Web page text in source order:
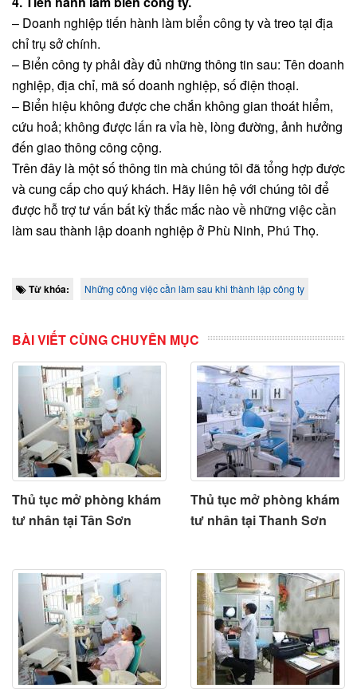
– Doanh nghiệp tiến hành làm biển công ty và treo tại địa
chỉ trụ sở chính.
– Biển công ty phải đầy đủ những thông tin sau: Tên doanh
nghiệp, địa chỉ, mã số doanh nghiệp, số điện thoại.
– Biển hiệu không được che chắn không gian thoát hiểm,
cứu hoả; không được lấn ra vỉa hè, lòng đường, ảnh hưởng
đến giao thông công cộng.
Trên đây là một số thông tin mà chúng tôi đã tổng hợp được
và cung cấp cho quý khách. Hãy liên hệ với chúng tôi để
được hỗ trợ tư vấn bất kỳ thắc mắc nào về những việc cần
làm sau thành lập doanh nghiệp ở Phù Ninh, Phú Thọ.
Từ khóa: Những công việc cần làm sau khi thành lập công ty
BÀI VIẾT CÙNG CHUYÊN MỤC
Thủ tục mở phòng khám
tư nhân tại Tân Sơn
Thủ tục mở phòng khám
tư nhân tại Thanh Sơn